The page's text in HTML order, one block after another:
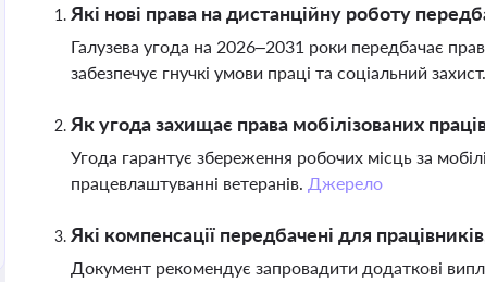
Які нові права на дистанційну роботу
Галузева угода на 2026–2031 роки передбачає
забезпечує гнучкі умови праці та соціальний захист.
Як угода захищає права мобілізованих
Угода гарантує збереження робочих місць за
працевлаштуванні ветеранів. Джерело
Які компенсації передбачені для
Документ рекомендує запровадити додаткові